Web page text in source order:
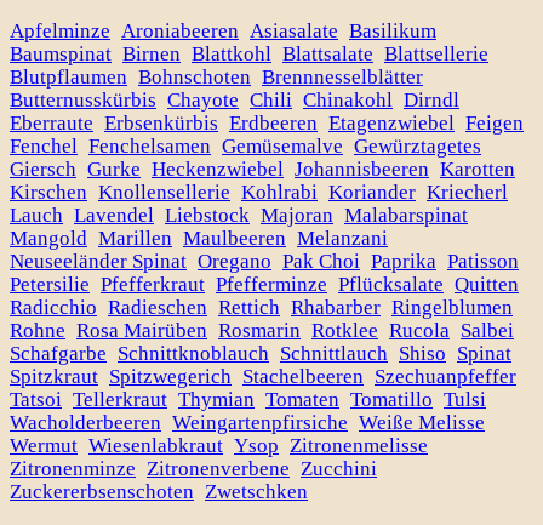
Apfelminze Aroniabeeren Asiasalate Basilikum
Baumspinat Birnen Blattkohl Blattsalate Blattsellerie
Blutpflaumen Bohnschoten Brennnesselblätter
Butternusskürbis Chayote Chili Chinakohl Dirndl
Eberraute Erbsenkürbis Erdbeeren Etagenzwiebel Feigen
Fenchel Fenchelsamen Gemüsemalve Gewürztagetes
Giersch Gurke Heckenzwiebel Johannisbeeren Karotten
Kirschen Knollensellerie Kohlrabi Koriander Kriecherl
Lauch Lavendel Liebstock Majoran Malabarspinat
Mangold Marillen Maulbeeren Melanzani
Neuseeländer Spinat Oregano Pak Choi Paprika Patisson
Petersilie Pfefferkraut Pfefferminze Pflücksalate Quitten
Radicchio Radieschen Rettich Rhabarber Ringelblumen
Rohne Rosa Mairüben Rosmarin Rotklee Rucola Salbei
Schafgarbe Schnittknoblauch Schnittlauch Shiso Spinat
Spitzkraut Spitzwegerich Stachelbeeren Szechuanpfeffer
Tatsoi Tellerkraut Thymian Tomaten Tomatillo Tulsi
Wacholderbeeren Weingartenpfirsiche Weiße Melisse
Wermut Wiesenlabkraut Ysop Zitronenmelisse
Zitronenminze Zitronenverbene Zucchini
Zuckererbsenschoten Zwetschken